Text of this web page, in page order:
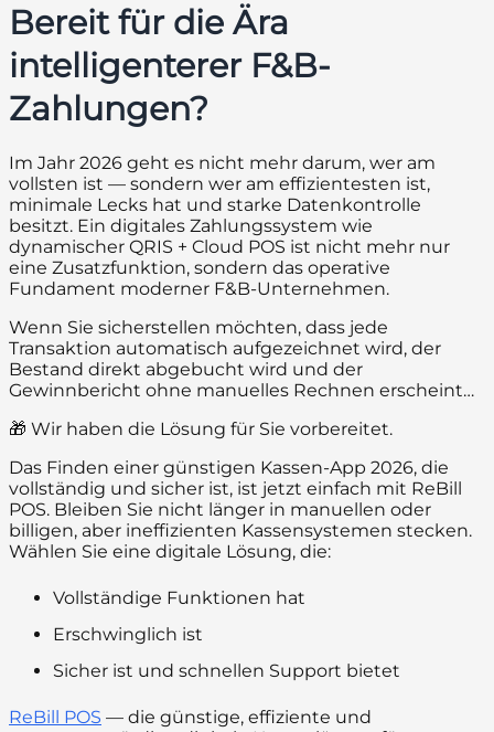
Bereit für die Ära
intelligenterer F&B-
Zahlungen?
Im Jahr 2026 geht es nicht mehr darum, wer am
vollsten ist — sondern wer am effizientesten ist,
minimale Lecks hat und starke Datenkontrolle
besitzt. Ein digitales Zahlungssystem wie
dynamischer QRIS + Cloud POS ist nicht mehr nur
eine Zusatzfunktion, sondern das operative
Fundament moderner F&B-Unternehmen.
Wenn Sie sicherstellen möchten, dass jede
Transaktion automatisch aufgezeichnet wird, der
Bestand direkt abgebucht wird und der
Gewinnbericht ohne manuelles Rechnen erscheint…
🎁 Wir haben die Lösung für Sie vorbereitet.
Das Finden einer günstigen Kassen-App 2026, die
vollständig und sicher ist, ist jetzt einfach mit ReBill
POS. Bleiben Sie nicht länger in manuellen oder
billigen, aber ineffizienten Kassensystemen stecken.
Wählen Sie eine digitale Lösung, die:
Vollständige Funktionen hat
Erschwinglich ist
Sicher ist und schnellen Support bietet
ReBill POS — die günstige, effiziente und